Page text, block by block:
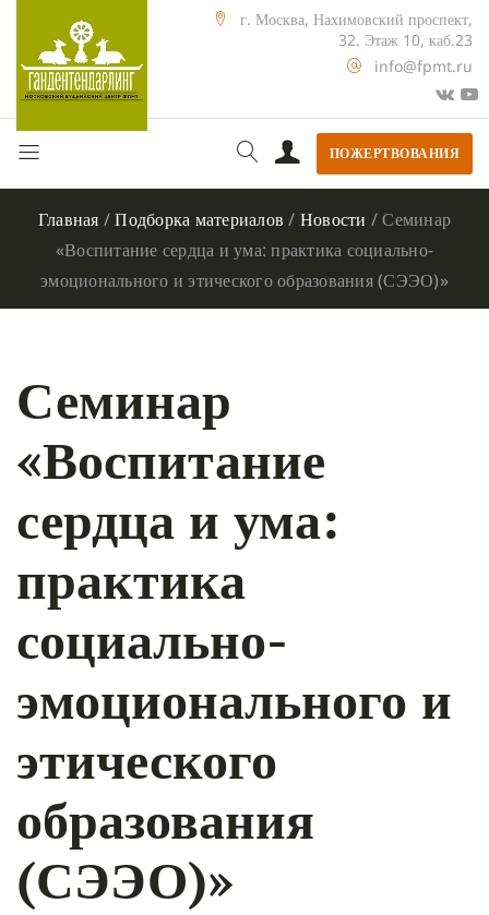
г. Москва, Нахимовский проспект,
32. Этаж 10, каб.23
info@fpmt.ru
ПОЖЕРТВОВАНИЯ
Главная /Подборка материалов / Новости /Семинар
«Воспитание сердца и ума: практика социально-
эмоционального и этического образования (СЭЭО)»
Семинар
«Воспитание
сердца и ума:
практика
социально-
эмоционального и
этического
образования
(СЭЭО)»